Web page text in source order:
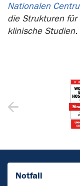
Nationalen
die Strukturen
klinische Studien.
Notfall